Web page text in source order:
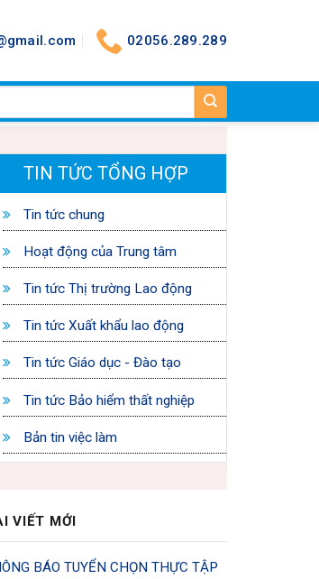
02056.289.289
TIN TỨC TỔNG HỢP
Tin tức chung
Hoạt động của Trung tâm
Tin tức Thị trường Lao động
Tin tức Xuất khẩu lao động
Tin tức Giáo dục - Đào tạo
Tin tức Bảo hiểm thất nghiệp
Bản tin việc làm
VIẾT MỚI
BÁO TUYỂN CHỌN THỰC TẬP